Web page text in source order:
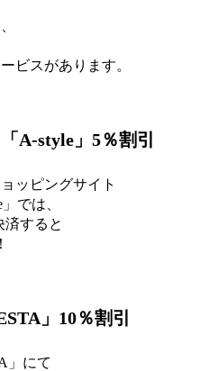
ビスがあります。
A-style」5％割引
ッピングサイト
では、
済すると
」10％割引
」にて